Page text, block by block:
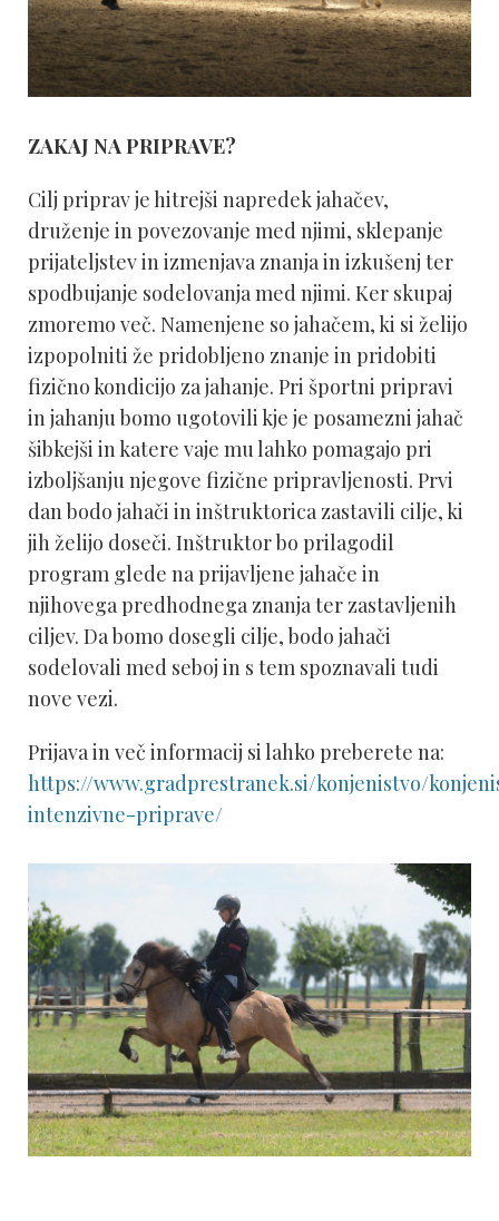
ZAKAJ NA PRIPRAVE?
Cilj priprav je hitrejši napredek jahačev,
druženje in povezovanje med njimi, sklepanje
prijateljstev in izmenjava znanja in izkušenj ter
spodbujanje sodelovanja med njimi. Ker skupaj
zmoremo več. Namenjene so jahačem, ki si želijo
izpopolniti že pridobljeno znanje in pridobiti
fizično kondicijo za jahanje. Pri športni pripravi
in jahanju bomo ugotovili kje je posamezni jahač
šibkejši in katere vaje mu lahko pomagajo pri
izboljšanju njegove fizične pripravljenosti. Prvi
dan bodo jahači in inštruktorica zastavili cilje, ki
jih želijo doseči. Inštruktor bo prilagodil
program glede na prijavljene jahače in
njihovega predhodnega znanja ter zastavljenih
ciljev. Da bomo dosegli cilje, bodo jahači
sodelovali med seboj in s tem spoznavali tudi
nove vezi.
Prijava in več informacij si lahko preberete na:
https://www.gradprestranek.si/konjenistvo/
intenzivne-priprave/